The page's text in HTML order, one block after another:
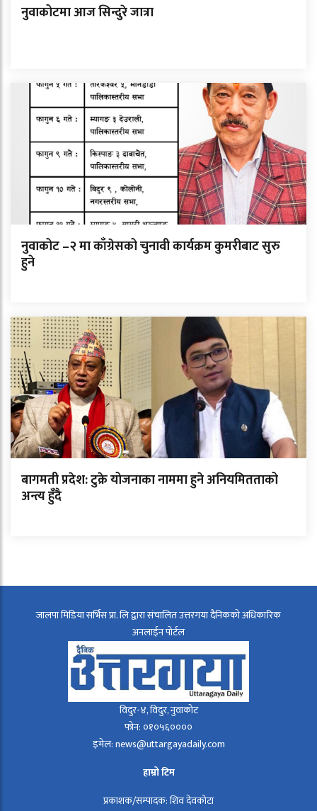
नुवाकोटमा आज सिन्दुरे जात्रा
नुवाकोट –२ मा काँग्रेसको चुनावी कार्यक्रम कुमरीबाट सुरु
हुने
बागमती प्रदेश: टुक्रे योजनाका नाममा हुने अनियमितताको
अन्त्य हुँदै
जालपा मिडिया सर्भिस प्रा. लि द्वारा संचालित उत्तरगया दैनिकको अधिकारिक
अनलाईन पोर्टल
विदुर-४, विदुर, नुवाकोट
फोन: ०१०५६००००
इमेल: news@uttargayadaily.com
हाम्रो टिम
प्रकाशक/सम्पादक: शिव देवकोटा